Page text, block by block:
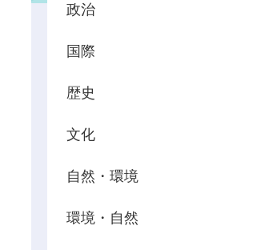
政治
国際
歴史
文化
自然・環境
環境・自然